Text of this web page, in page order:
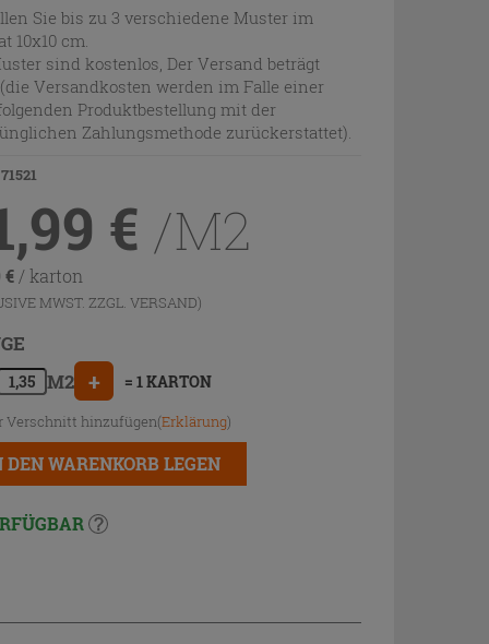
Sie bis zu 3 verschiedene Muster im
10x10 cm.
sind kostenlos, Der Versand beträgt
(die Versandkosten werden im Falle einer
Produktbestellung mit der
Zahlungsmethode zurückerstattet).
€ /M2
€ / karton
MWST. ZZGL. VERSAND)
M2 + = 1 KARTON
Verschnitt hinzufügen(Erklärung)
DEN WARENKORB LEGEN